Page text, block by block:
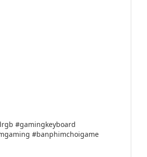
#gamingkeyboard
#banphimchoigame